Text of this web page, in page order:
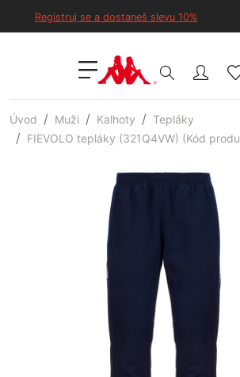
Registruj se a dostaneš slevu 10%
Úvod Muži Kalhoty
Tepláky
FIEVOLO tepláky (321Q4VW) (Kód